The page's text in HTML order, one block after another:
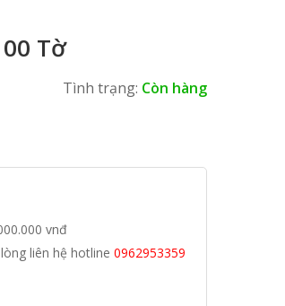
Tờ
Tình trạng: Còn hàng
vnđ
liên hệ hotline 0962953359